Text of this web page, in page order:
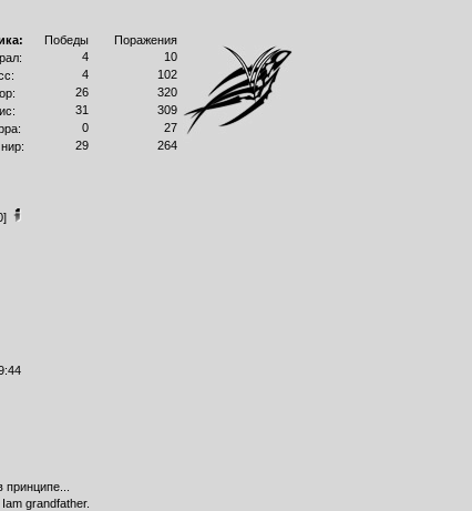
Победы
Поражения
4
10
4
102
26
320
31
309
0
27
29 264
grandfather.